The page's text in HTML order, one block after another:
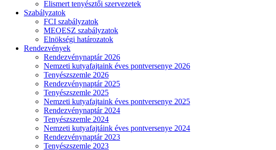
Elismert tenyésztői szervezetek
Szabályzatok
FCI szabályzatok
MEOESZ szabályzatok
Elnökségi határozatok
Rendezvények
Rendezvénynaptár 2026
Nemzeti kutyafajtaink éves pontversenye 2026
Tenyészszemle 2026
Rendezvénynaptár 2025
Tenyészszemle 2025
Nemzeti kutyafajtaink éves pontversenye 2025
Rendezvénynaptár 2024
Tenyészszemle 2024
Nemzeti kutyafajtáink éves pontversenye 2024
Rendezvénynaptár 2023
Tenyészszemle 2023